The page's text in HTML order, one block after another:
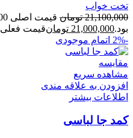
تخت خواب
21,100,000 تومان
بود.21,000,000 تومانقیمت فعلی 21,000,000 تومان است.
-2%
اتمام موجودی
مقایسه
مشاهده سریع
افزودن به علاقه مندی
اطلاعات بیشتر
کمد جا لباسی